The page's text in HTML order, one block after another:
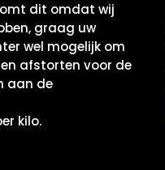
dit omdat wij
graag uw
wel mogelijk om
afstorten voor de
aan de
kilo.